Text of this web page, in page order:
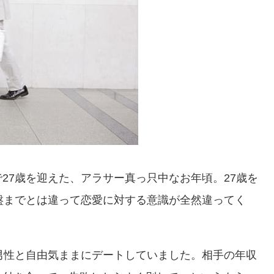
歳を迎えた、アラサー真っ只中なお年頃。27歳を
でとは違って恋愛に対する意識が全然違ってく
と自由気ままにデートしていました。相手の年収